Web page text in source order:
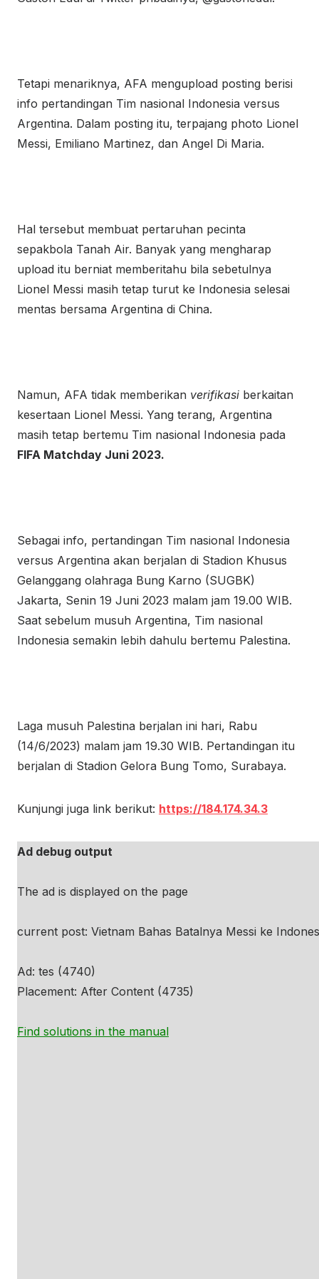
Tetapi menariknya, AFA mengupload posting berisi
info pertandingan Tim nasional Indonesia versus
Argentina. Dalam posting itu, terpajang photo Lionel
Messi, Emiliano Martinez, dan Angel Di Maria.
Hal tersebut membuat pertaruhan pecinta
sepakbola Tanah Air. Banyak yang mengharap
upload itu berniat memberitahu bila sebetulnya
Lionel Messi masih tetap turut ke Indonesia selesai
mentas bersama Argentina di China.
Namun, AFA tidak memberikan verifikasi berkaitan
kesertaan Lionel Messi. Yang terang, Argentina
masih tetap bertemu Tim nasional Indonesia pada
FIFA Matchday Juni 2023.
Sebagai info, pertandingan Tim nasional Indonesia
versus Argentina akan berjalan di Stadion Khusus
Gelanggang olahraga Bung Karno (SUGBK)
Jakarta, Senin 19 Juni 2023 malam jam 19.00 WIB.
Saat sebelum musuh Argentina, Tim nasional
Indonesia semakin lebih dahulu bertemu Palestina.
Laga musuh Palestina berjalan ini hari, Rabu
(14/6/2023) malam jam 19.30 WIB. Pertandingan itu
berjalan di Stadion Gelora Bung Tomo, Surabaya.
Kunjungi juga link berikut: https://184.174.34.3
Ad debug output
The ad is displayed on the page
current post: Vietnam Bahas Batalnya Messi ke
Ad: tes (4740)
Placement: After Content (4735)
Find solutions in the manual